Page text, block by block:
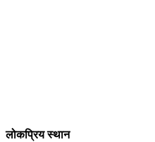
लोकप्रिय स्थान​​